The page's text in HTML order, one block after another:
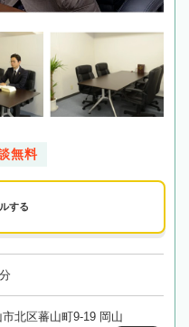
無料
する
北区蕃山町9-19 岡山